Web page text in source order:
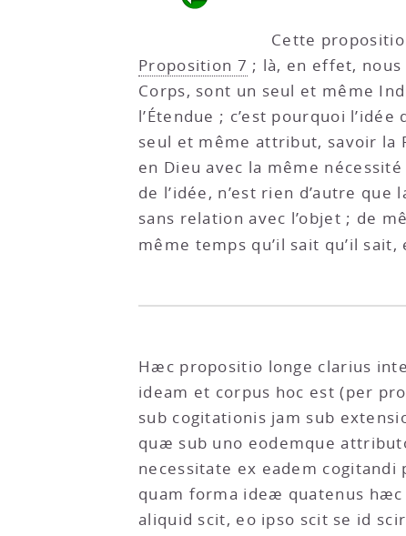
Cette
Proposition 7 ; là, en effet, nous
Corps, sont un seul et même
l’Étendue ; c’est pourquoi
seul et même attribut, savoir la
en Dieu avec la même
de l’idée, n’est rien d’autre
sans relation avec l’objet ; de
même temps qu’il sait qu’il
Hæc propositio longe clarius
ideam et corpus hoc est (per
sub cogitationis jam sub
quæ sub uno eodemque
necessitate ex eadem
quam forma ideæ quatenus
aliquid scit, eo ipso scit se id